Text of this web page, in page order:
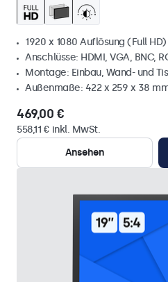
1920 x 1080 Auflösung (Full HD)
Anschlüsse: HDMI, VGA, BNC,
Montage: Einbau, Wand- und
Außenmaße: 422 x 259 x 38
469,00 €
558,11 € inkl. MwSt.
Ansehen